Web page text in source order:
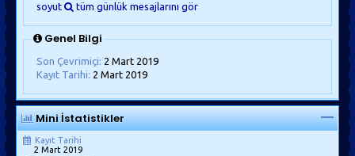
soyut
tüm günlük mesajlarını gör
Genel Bilgi
Son Çevrimiçi: 2 Mart 2019
Kayıt Tarihi: 2 Mart 2019
Mini İstatistikler
Kayıt Tarihi
2 Mart 2019